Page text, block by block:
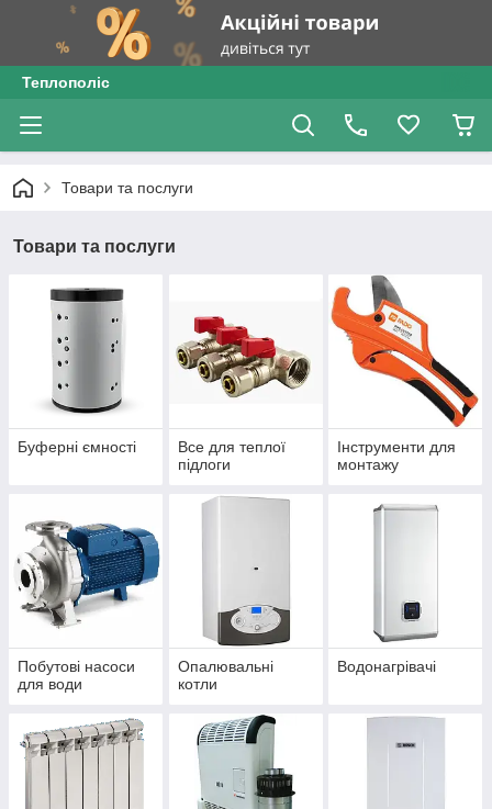
Теплополіс
Товари та послуги
Товари та послуги
Буферні ємності
Все для теплої
підлоги
Інструменти для
монтажу
Побутові насоси
для води
Опалювальні
котли
Водонагрівачі